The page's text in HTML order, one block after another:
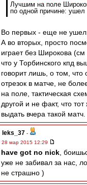
Лучшим на поле
по одной причине: ушел
Во первых - еще не ушел.
А во вторых, просто
играет без Широкова
что у Торбинского кпд
говорит лишь, о том,
отрезок в матче, не
на поле, тактическая
другой и не факт, что
выдать вчера такой матч.
leks_37 -
28 мар 2015 12:29
have got no nick ,
уже не забивал за нас,
не страшно )